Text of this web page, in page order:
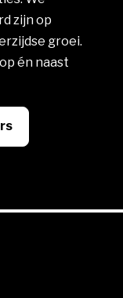
zijn op
groei.
én naast